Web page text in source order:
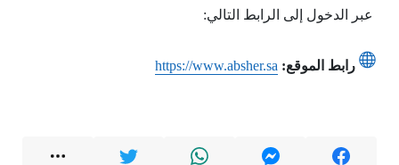
عبر الدخول إلى الرابط التالي:
رابط الموقع: https://www.absher.sa